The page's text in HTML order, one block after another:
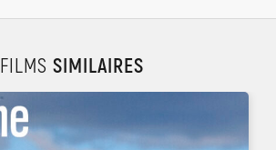
FILMS SIMILAIRES